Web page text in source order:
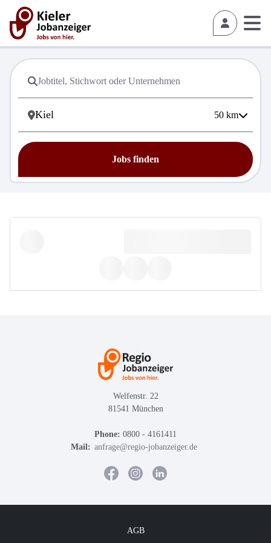
50 km
Jobs finden
Welfenstr. 22
81541 München
Phone: 0800 - 4161411
Mail: anfrage@regio-jobanzeiger.de
AGB